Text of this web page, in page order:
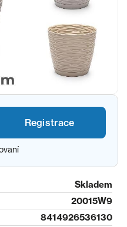
Registrace
Skladem
20015W9
8414926536130